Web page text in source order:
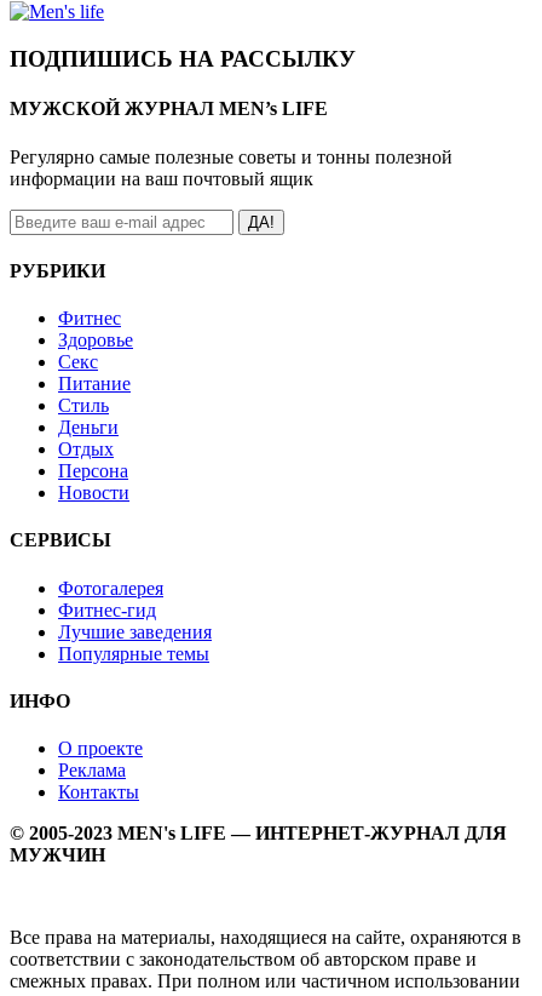
ПОДПИШИСЬ НА РАССЫЛКУ
МУЖСКОЙ ЖУРНАЛ MEN’s LIFE
Регулярно самые полезные советы и тонны полезной
информации на ваш почтовый ящик
ДА!
РУБРИКИ
Фитнес
Здоровье
Секс
Питание
Стиль
Деньги
Отдых
Персона
Новости
СЕРВИСЫ
Фотогалерея
Фитнес-гид
Лучшие заведения
Популярные темы
ИНФО
О проекте
Реклама
Контакты
© 2005-2023 MEN's LIFE — ИНТЕРНЕТ-ЖУРНАЛ ДЛЯ
МУЖЧИН
Все права на материалы, находящиеся на сайте, охраняются в
соответствии с законодательством об авторском праве и
смежных правах. При полном или частичном использовании